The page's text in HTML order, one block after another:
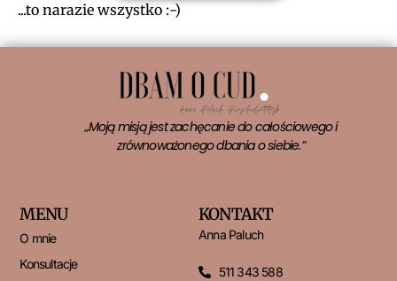
...to narazie wszystko :-)
„Moją misją jest zachęcanie do całościowego i
zrównoważonego dbania o siebie.”
MENU
O mnie
Konsultacje
KONTAKT
Anna Paluch
511 343 588